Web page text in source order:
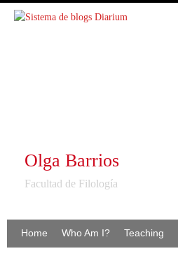
Olga Barrios
Facultad de Filología
Home Who Am I? Teaching